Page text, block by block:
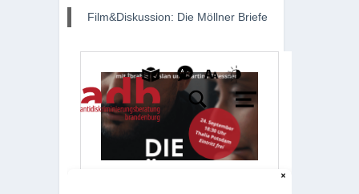
Film&Diskussion: Die Möll­ner Briefe
nie­rungs­be­ra­tung Bran­den­burg der
Opfer­per­spek­tive e.V. in Koope­ra­tion
mit dem Tha­lia Kino Potsdam.